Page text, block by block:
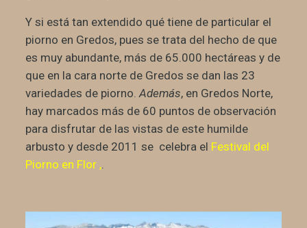
Y si está tan extendido qué tiene de particular el
piorno en Gredos, pues se trata del hecho de que
es muy abundante, más de 65.000 hectáreas y de
que en la cara norte de Gredos se dan las 23
variedades de piorno. Además, en Gredos Norte,
hay marcados más de 60 puntos de observación
para disfrutar de las vistas de este humilde
arbusto y desde 2011 se celebra el Festival del
Piorno en Flor,.